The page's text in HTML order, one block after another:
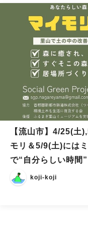
【流山市】4/25(土
モリ＆5/9(土)には
で“自分らしい時間
koji-koji